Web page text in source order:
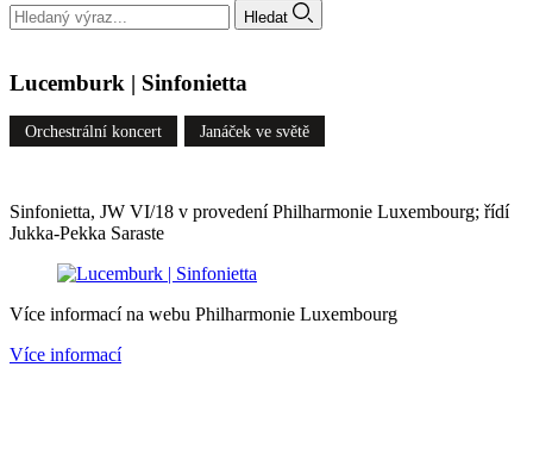
Hledat
Lucemburk | Sinfonietta
Orchestrální koncert Janáček ve světě
Sinfonietta, JW VI/18 v provedení Philharmonie Luxembourg; řídí
Jukka-Pekka Saraste
Více informací na webu Philharmonie Luxembourg
Více informací